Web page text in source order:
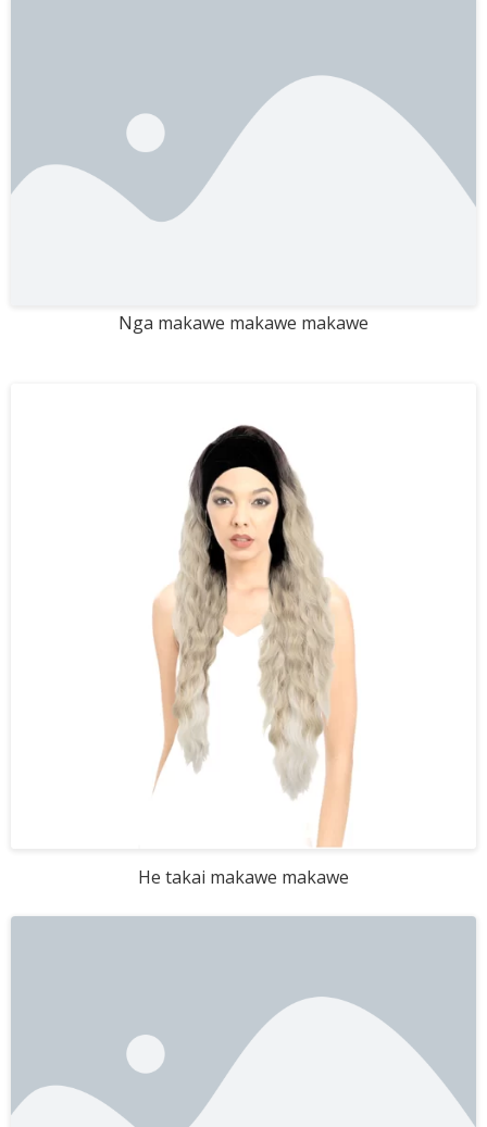
Nga makawe makawe makawe
He takai makawe makawe